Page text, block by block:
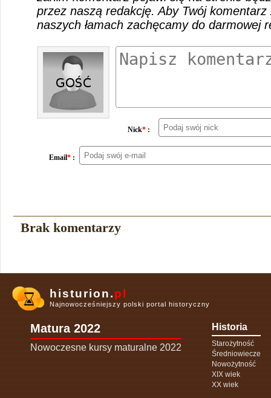
przez naszą redakcję. Aby Twój
naszych łamach zachęcamy do darmowej
Nick* :
Email* :
Brak komentarzy
histurion.pl
Najnowocześniejszy polski portal historyczny
Matura 2022
Nowoczesne kursy maturalne 2022
Historia
Starożytność
Średniowiecze
Nowożytność
XIX wiek
XX wiek